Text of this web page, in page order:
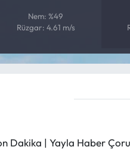
Nem: %49
Rüzgar: 4.61 m/s
| Yayla Haber